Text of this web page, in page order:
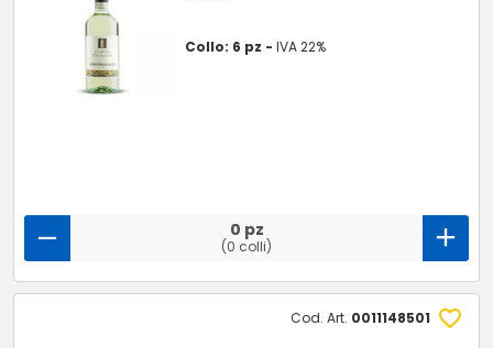
Collo: 6 pz -IVA 22%
0 pz
(0 colli)
Cod. Art. 0011148501